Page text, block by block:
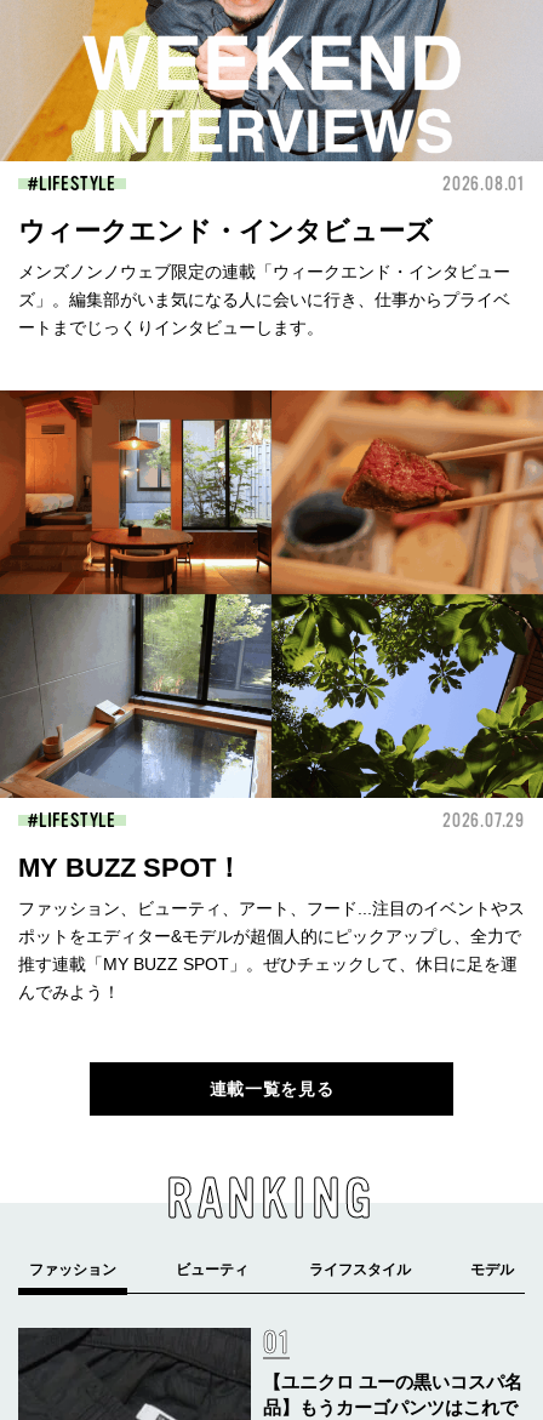
LIFESTYLE 2026.08.01
ウィークエンド・インタビューズ
メンズノンノウェブ限定の連載「ウィークエンド・インタビュー
ズ」。編集部がいま気になる人に会いに行き、仕事からプライベ
ートまでじっくりインタビューします。
LIFESTYLE 2026.07.29
MY BUZZ SPOT！
ファッション、ビューティ、アート、フード...注目のイベントやス
ポットをエディター&モデルが超個人的にピックアップし、全力で
推す連載「MY BUZZ SPOT」。ぜひチェックして、休日に足を運
んでみよう！
連載一覧を見る
RANKING
【ユニクロ ユーの黒いコスパ名
品】もうカーゴパンツはこれで